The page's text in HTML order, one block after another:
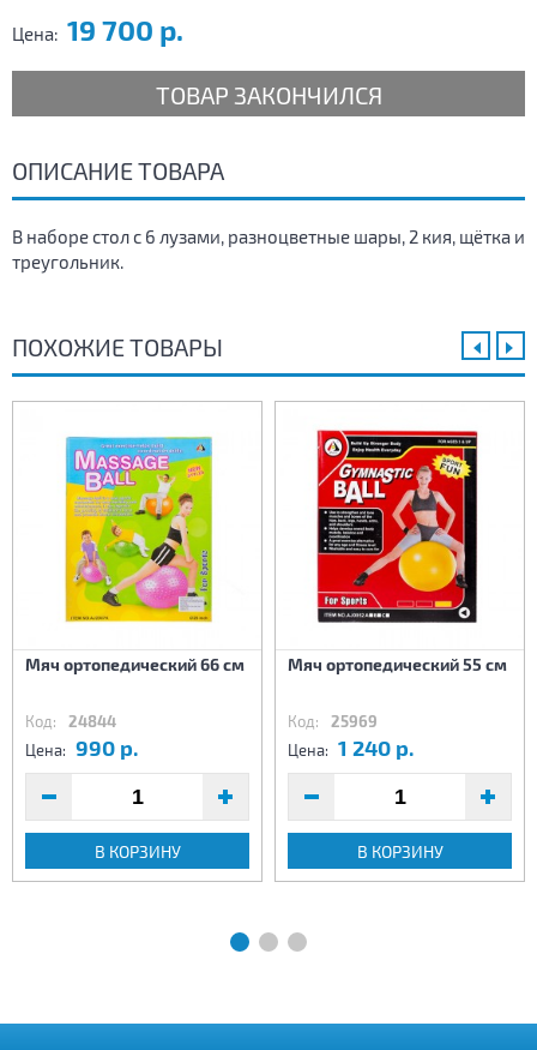
Цена: 19 700 р.
ТОВАР ЗАКОНЧИЛСЯ
ОПИСАНИЕ ТОВАРА
В наборе стол с 6 лузами, разноцветные шары, 2 кия, щётка и
треугольник.
ПОХОЖИЕ ТОВАРЫ
Мяч ортопедический 66 см
Код: 24844
Цена: 990 р.
В КОРЗИНУ
Мяч ортопедический 55 см
Код: 25969
Цена: 1 240 р.
В КОРЗИНУ